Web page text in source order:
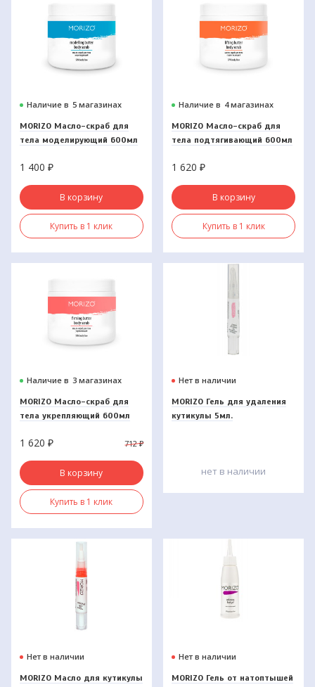
Наличие в 5 магазинах
MORIZO Масло-скраб для
тела моделирующий 600мл
1 400 ₽
В корзину
Купить в 1 клик
Наличие в 4 магазинах
MORIZO Масло-скраб для
тела подтягивающий 600мл
1 620₽
В корзину
Купить в 1 клик
Наличие в 3 магазинах
MORIZO Масло-скраб для
тела укрепляющий 600мл
712₽
1 620 ₽
В корзину
Купить в 1 клик
Нет в наличии
MORIZO Гель для удаления
кутикулы 5мл.
нет в наличии
Нет в наличии
MORIZO Масло для кутикулы
Нет в наличии
MORIZO Гель от натоптышей